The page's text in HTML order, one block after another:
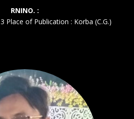
RNINO. :
Place of Publication : Korba (C.G.)